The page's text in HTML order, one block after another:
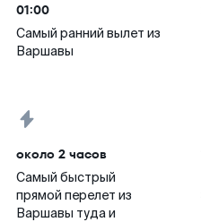
01:00
Самый ранний вылет из
Варшавы
около 2 часов
Самый быстрый
прямой перелет из
Варшавы туда и